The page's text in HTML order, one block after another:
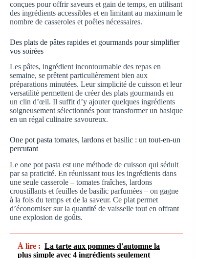
conçues pour offrir saveurs et gain de temps, en utilisant
des ingrédients accessibles et en limitant au maximum le
nombre de casseroles et poêles nécessaires.
Des plats de pâtes rapides et gourmands pour simplifier
vos soirées
Les pâtes, ingrédient incontournable des repas en
semaine, se prêtent particulièrement bien aux
préparations minutées. Leur simplicité de cuisson et leur
versatilité permettent de créer des plats gourmands en
un clin d’œil. Il suffit d’y ajouter quelques ingrédients
soigneusement sélectionnés pour transformer un basique
en un régal culinaire savoureux.
One pot pasta tomates, lardons et basilic : un tout-en-un
percutant
Le one pot pasta est une méthode de cuisson qui séduit
par sa praticité. En réunissant tous les ingrédients dans
une seule casserole – tomates fraîches, lardons
croustillants et feuilles de basilic parfumées – on gagne
à la fois du temps et de la saveur. Ce plat permet
d’économiser sur la quantité de vaisselle tout en offrant
une explosion de goûts.
À lire : La tarte aux pommes d'automne la
plus simple avec 4 ingrédients seulement